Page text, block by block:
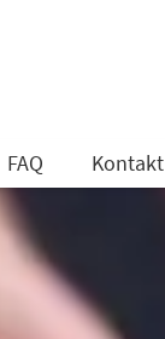
FAQ Kontakt